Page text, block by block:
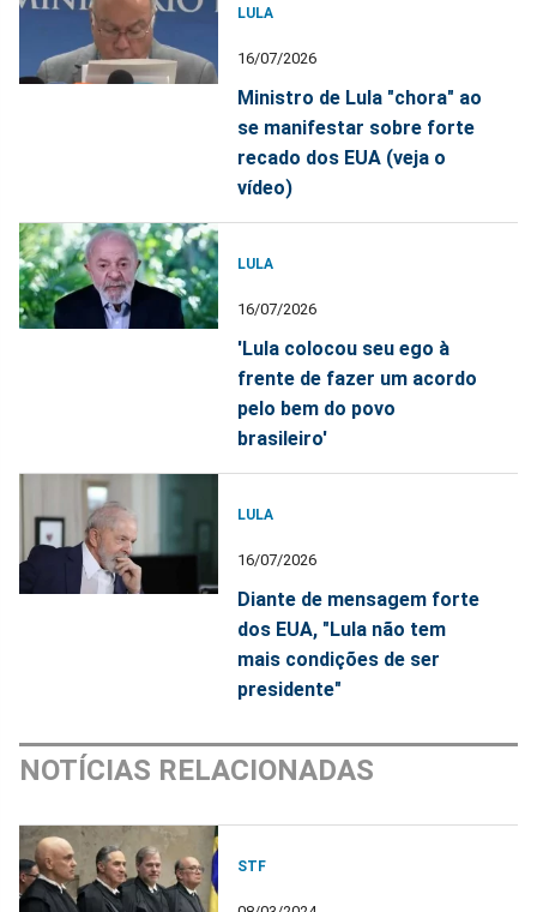
LULA
16/07/2026
Ministro de Lula "chora" ao
se manifestar sobre forte
recado dos EUA (veja o
vídeo)
LULA
16/07/2026
'Lula colocou seu ego à
frente de fazer um acordo
pelo bem do povo
brasileiro'
LULA
16/07/2026
Diante de mensagem forte
dos EUA, "Lula não tem
mais condições de ser
presidente"
NOTÍCIAS RELACIONADAS
STF